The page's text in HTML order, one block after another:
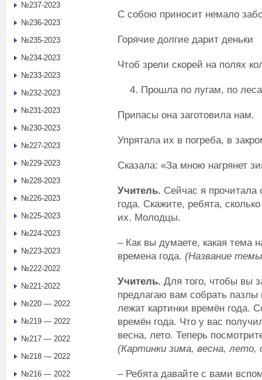
С собою приносит немало
Горячие долгие дарит деньки
Чтоб зрели скорей на полях
Прошла по лугам, по
Припасы она заготовила нам.
Упрятала их в погреба, в
Сказала: «За мною нагрянет
Учитель. Сейчас я прочитала
года. Скажите, ребята,
их. Молодцы.
– Как вы думаете, какая тема
времена года. (Название
Учитель. Для того, чтобы вы
предлагаю вам собрать
лежат картинки времён года.
времён года. Что у вас
весна, лето. Теперь
(Картинки зима, весна, лето,
– Ребята давайте с вами
№237-2023
№236-2023
№235-2023
№234-2023
№233-2023
№232-2023
№231-2023
№230-2023
№227-2023
№229-2023
№228-2023
№226-2023
№225-2023
№224-2023
№223-2023
№222-2022
№221-2022
№220 — 2022
№219 — 2022
№217 — 2022
№218 — 2022
№216 — 2022